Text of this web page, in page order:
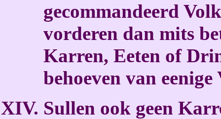
gecommandeerd
vorderen dan mits
Karren, Eeten of
behoeven van
Sullen ook geen